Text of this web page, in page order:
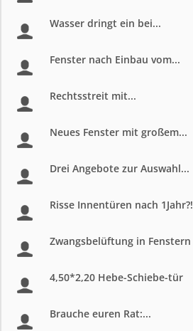
Wasser dringt ein bei...
Fenster nach Einbau vom...
Rechtsstreit mit...
Neues Fenster mit großem...
Drei Angebote zur Auswahl...
Risse Innentüren nach 1Jahr?!
Zwangsbelüftung in Fenstern
4,50*2,20 Hebe-Schiebe-tür
Brauche euren Rat:...